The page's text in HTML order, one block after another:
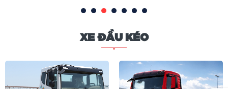
XE ĐẦU KÉO